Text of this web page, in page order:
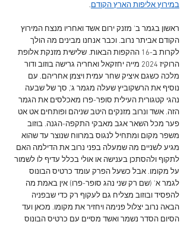
במירוץ אליפות הארץ הקודם.
ראשון בגמר ב' מזנק ירום אשד ואחריו מנצח המירוץ
הקודם אביתר נרוב. וכבר אנחנו מבינים מה הולך
לקרות ב-16 ההקפות הבאות. שלישית מזנקת אלופת
הרוקיז 2024 מייה יחזקאל ואחריה גרישה בוזוב ודור
מלכה כשגם איציק שחר עמית ויצמן אחריהם. עם
נוסיף את הרשקוביץ שעלה מגמר ג', סך של שבעה
נהגי קטגורית העילית סופר-פרו מאכלסים את הגמר
הזה. אשד ונרוב מזנקים היטב שניהם ופותחים אט אט
פער מכל השאר אגב מאבקי התקפה-הגנה. בוזוב
משפר מקום ומתחיל לנגוס במרווח שנוצר עד שהוא
מגיע לשניים מה שמעלה בפני נרוב את הדילמה האם
לתקוף ולהסתכן בענישה או אולי בכלל עדיף לו לשמור
על מקומו. אבל כשעל הפרק עומד כרטיס הבונוס
לגמר א' (שם רק שני נהג סופר-פרו) אין באמת מה
להפסיד ובוזוב מצליח גם לעקוף רק כדי שבפניה
הבאה נרוב יצלול פנימה ויחזיר את מקומו. מכאן ועד
הסיום הסדר נשמר ואשד מסיים עם כרטיס הבונוס